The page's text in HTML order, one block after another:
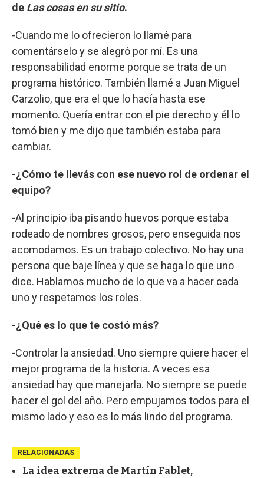
de Las cosas en su sitio.
-Cuando me lo ofrecieron lo llamé para
comentárselo y se alegró por mí. Es una
responsabilidad enorme porque se trata de un
programa histórico. También llamé a Juan Miguel
Carzolio, que era el que lo hacía hasta ese
momento. Quería entrar con el pie derecho y él lo
tomó bien y me dijo que también estaba para
cambiar.
-¿Cómo te llevás con ese nuevo rol de ordenar el
equipo?
-Al principio iba pisando huevos porque estaba
rodeado de nombres grosos, pero enseguida nos
acomodamos. Es un trabajo colectivo. No hay una
persona que baje línea y que se haga lo que uno
dice. Hablamos mucho de lo que va a hacer cada
uno y respetamos los roles.
-¿Qué es lo que te costó más?
-Controlar la ansiedad. Uno siempre quiere hacer el
mejor programa de la historia. A veces esa
ansiedad hay que manejarla. No siempre se puede
hacer el gol del año. Pero empujamos todos para el
mismo lado y eso es lo más lindo del programa.
RELACIONADAS
La idea extrema de Martín Fablet,